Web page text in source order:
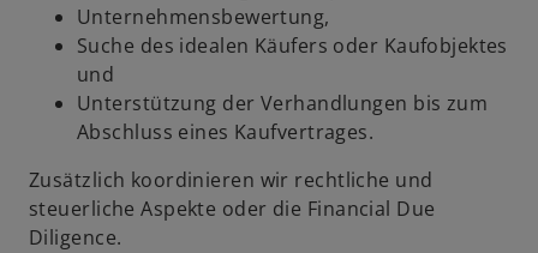
e
r
e
u
e
n
Unternehmensbewertung,
Suche des idealen Käufers oder Kaufobjektes
und
Unterstützung der Verhandlungen bis zum
Abschluss eines Kaufvertrages.
Zusätzlich koordinieren wir rechtliche und
steuerliche Aspekte oder die Financial Due
Diligence.